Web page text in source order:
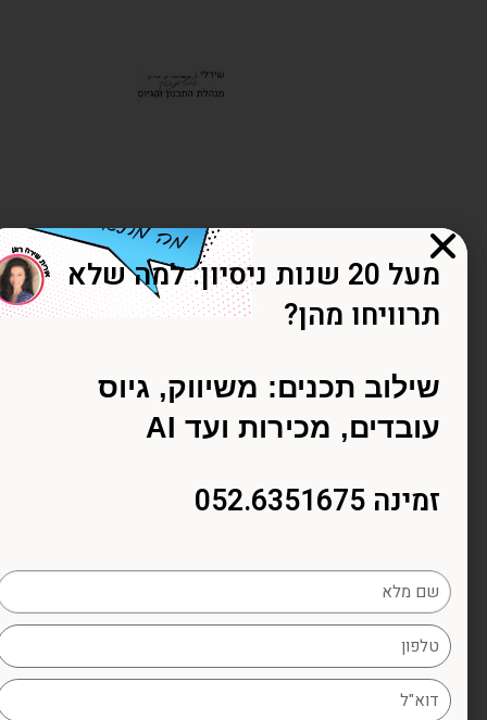
המלצה - מערך הסייבר הלאומי
על סדנת גיוס בלינקדאין לצוות העובדים של מחלקת הגיוס
הדיגיטלי במערך הסייבר הלאומי
מעל 20 שנות ניסיון. למה שלא
תרוויחו מהן?
שילוב תכנים: משיווק, גיוס
עובדים, מכירות ועד AI
זמינה 052.6351675